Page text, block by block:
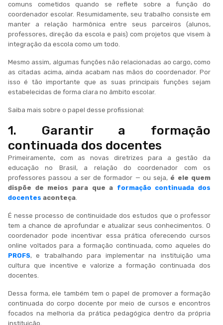
comuns cometidos quando se reflete sobre a função do
coordenador escolar. Resumidamente, seu trabalho consiste em
manter a relação harmônica entre seus parceiros (alunos,
professores, direção da escola e pais) com projetos que visem à
integração da escola como um todo.
Mesmo assim, algumas funções não relacionadas ao cargo, como
as citadas acima, ainda acabam nas mãos do coordenador. Por
isso é tão importante que as suas principais funções sejam
estabelecidas de forma clara no âmbito escolar.
Saiba mais sobre o papel desse profissional:
1. Garantir a formação
continuada dos docentes
Primeiramente, com as novas diretrizes para a gestão da
educação no Brasil, a relação do coordenador com os
professores passou a ser de formador — ou seja, é ele quem
dispõe de meios para que a formação continuada dos
docentes aconteça.
É nesse processo de continuidade dos estudos que o professor
tem a chance de aprofundar e atualizar seus conhecimentos. O
coordenador pode incentivar essa prática oferecendo cursos
online voltados para a formação continuada, como aqueles do
PROFS, e trabalhando para implementar na instituição uma
cultura que incentive e valorize a formação continuada dos
docentes.
Dessa forma, ele também tem o papel de promover a formação
continuada do corpo docente por meio de cursos e encontros
focados na melhoria da prática pedagógica dentro da própria
instituição.